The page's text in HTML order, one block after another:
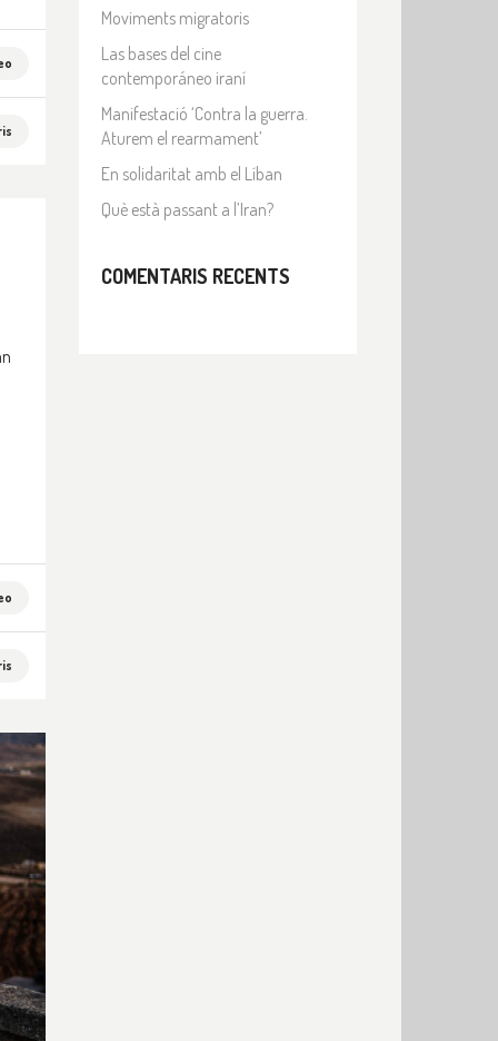
Moviments migratoris
Las bases del cine
contemporáneo iraní
Manifestació ‘Contra la guerra.
Aturem el rearmament’
En solidaritat amb el Líban
Què està passant a l’Iran?
COMENTARIS RECENTS